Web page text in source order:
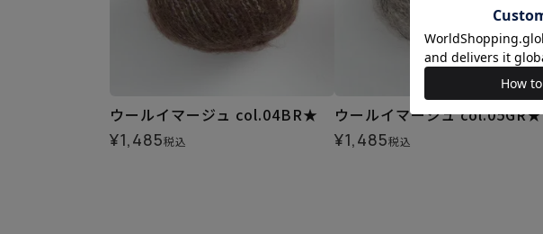
ウールイマージュ col.04BR★
¥1,485税込
ウールイマージュ col.05GR★
¥1,485税込